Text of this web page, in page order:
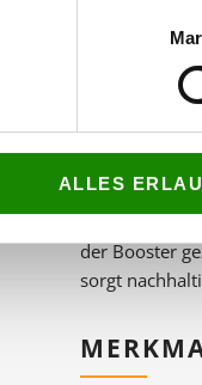
ALLES
Maximale
dem
Lichtsystem
Mit seiner
460 m² und
sich mühelos
Dank
der Booster
sorgt